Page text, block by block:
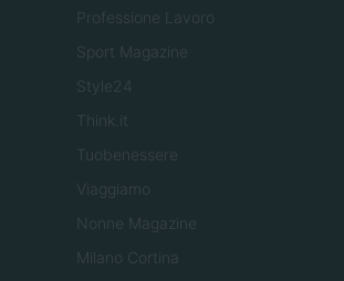
Professione Lavoro
Sport Magazine
Style24
Think.it
Tuobenessere
Viaggiamo
Nonne Magazine
Milano Cortina